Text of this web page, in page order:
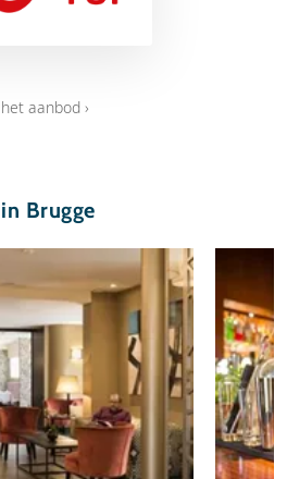
aanbod ›
Brugge